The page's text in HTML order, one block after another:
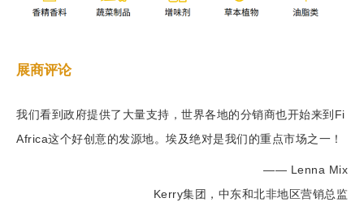
展商评论
我们看到政府提供了大量支持，世界各地的分销商也开始来到Fi
Africa这个好创意的发源地。埃及绝对是我们的重点市场之一！
—— Lenna Mix
Kerry集团，中东和北非地区营销总监